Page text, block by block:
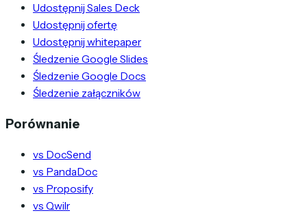
Udostępnij Sales Deck
Udostępnij ofertę
Udostępnij whitepaper
Śledzenie Google Slides
Śledzenie Google Docs
Śledzenie załączników
Porównanie
vs DocSend
vs PandaDoc
vs Proposify
vs Qwilr